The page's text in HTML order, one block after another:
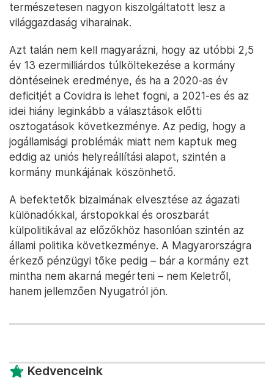
természetesen nagyon kiszolgáltatott lesz a
világgazdaság viharainak.
Azt talán nem kell magyarázni, hogy az utóbbi 2,5
év 13 ezermilliárdos túlköltekezése a kormány
döntéseinek eredménye, és ha a 2020-as év
deficitjét a Covidra is lehet fogni, a 2021-es és az
idei hiány leginkább a választások előtti
osztogatások következménye. Az pedig, hogy a
jogállamisági problémák miatt nem kaptuk meg
eddig az uniós helyreállítási alapot, szintén a
kormány munkájának köszönhető.
A befektetők bizalmának elvesztése az ágazati
különadókkal, árstopokkal és oroszbarát
külpolitikával az előzőkhöz hasonlóan szintén az
állami politika következménye. A Magyarországra
érkező pénzügyi tőke pedig – bár a kormány ezt
mintha nem akarná megérteni – nem Keletről,
hanem jellemzően Nyugatról jön.
Kedvenceink